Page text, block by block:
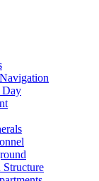
Day
Structure